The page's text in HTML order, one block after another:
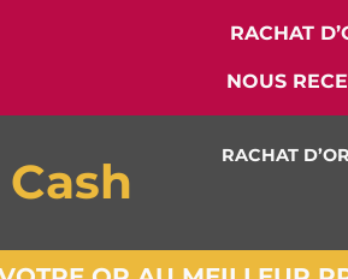
RACHAT
NOUS
RACHAT D’OR